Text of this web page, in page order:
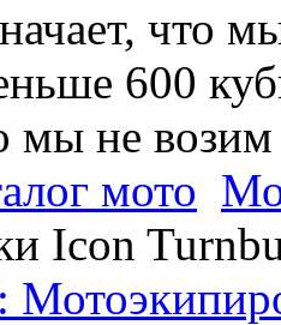
что
600
мы не
мото
Icon